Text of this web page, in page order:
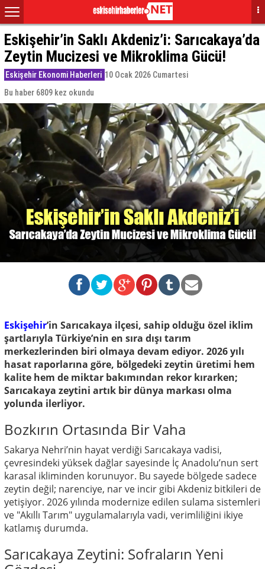
Eskişehir’in Saklı Akdeniz’i: Sarıcakaya’da
Zeytin Mucizesi ve Mikroklima Gücü!
Eskişehir Ekonomi Haberleri 10 Ocak 2026 Cumartesi
Bu haber 6809 kez okundu
Eskişehir’in Sarıcakaya ilçesi, sahip olduğu özel iklim
şartlarıyla Türkiye’nin en sıra dışı tarım
merkezlerinden biri olmaya devam ediyor. 2026 yılı
hasat raporlarına göre, bölgedeki zeytin üretimi hem
kalite hem de miktar bakımından rekor kırarken;
Sarıcakaya zeytini artık bir dünya markası olma
yolunda ilerliyor.
Bozkırın Ortasında Bir Vaha
Sakarya Nehri’nin hayat verdiği Sarıcakaya vadisi,
çevresindeki yüksek dağlar sayesinde İç Anadolu’nun sert
karasal ikliminden korunuyor. Bu sayede bölgede sadece
zeytin değil; narenciye, nar ve incir gibi Akdeniz bitkileri de
yetişiyor. 2026 yılında modernize edilen sulama sistemleri
ve "Akıllı Tarım" uygulamalarıyla vadi, verimliliğini ikiye
katlamış durumda.
Sarıcakaya Zeytini: Sofraların Yeni